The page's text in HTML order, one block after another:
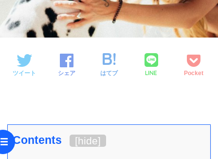
ツイート シェア はてブ LINE Pocket
Contents [hide]